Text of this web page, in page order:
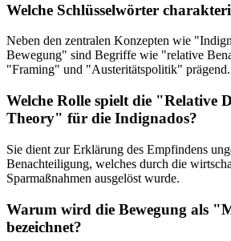
Welche Schlüsselwörter
Neben den zentralen Konzepten wie
Bewegung" sind Begriffe wie "relative
"Framing" und "Austeritätspolitik" prägend.
Welche Rolle spielt die "Relative
Theory" für die Indignados?
Sie dient zur Erklärung des Empfindens
Benachteiligung, welches durch die
Sparmaßnahmen ausgelöst wurde.
Warum wird die Bewegung als
bezeichnet?